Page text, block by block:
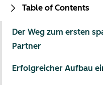
Table of Contents
Der Weg zum ersten
Partner
Erfolgreicher Aufbau